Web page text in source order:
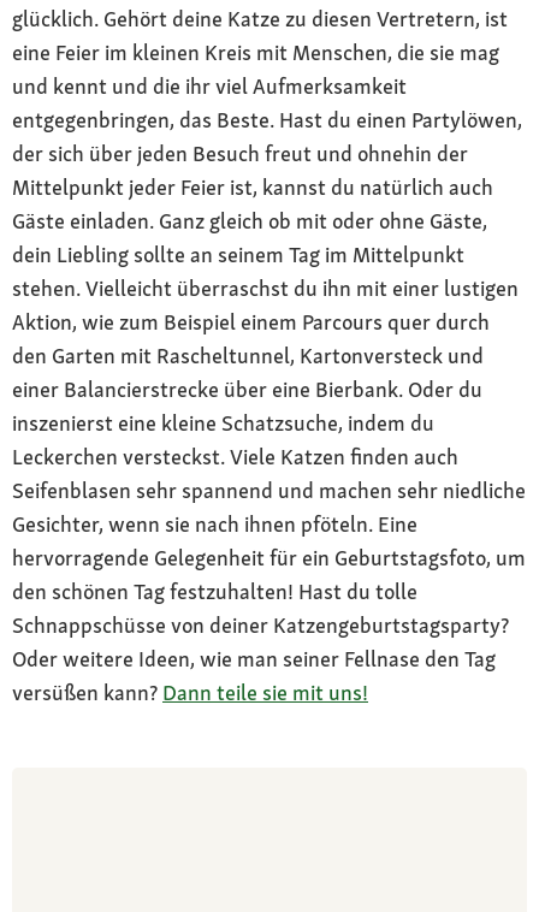
glücklich. Gehört deine Katze zu diesen Vertretern, ist
eine Feier im kleinen Kreis mit Menschen, die sie mag
und kennt und die ihr viel Aufmerksamkeit
entgegenbringen, das Beste. Hast du einen Partylöwen,
der sich über jeden Besuch freut und ohnehin der
Mittelpunkt jeder Feier ist, kannst du natürlich auch
Gäste einladen. Ganz gleich ob mit oder ohne Gäste,
dein Liebling sollte an seinem Tag im Mittelpunkt
stehen. Vielleicht überraschst du ihn mit einer lustigen
Aktion, wie zum Beispiel einem Parcours quer durch
den Garten mit Rascheltunnel, Kartonversteck und
einer Balancierstrecke über eine Bierbank. Oder du
inszenierst eine kleine Schatzsuche, indem du
Leckerchen versteckst. Viele Katzen finden auch
Seifenblasen sehr spannend und machen sehr niedliche
Gesichter, wenn sie nach ihnen pföteln. Eine
hervorragende Gelegenheit für ein Geburtstagsfoto, um
den schönen Tag festzuhalten! Hast du tolle
Schnappschüsse von deiner Katzengeburtstagsparty?
Oder weitere Ideen, wie man seiner Fellnase den Tag
versüßen kann? Dann teile sie mit uns!